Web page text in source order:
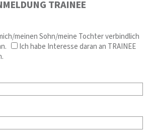
TRAINEE
meinen Sohn/meine Tochter verbindlich
Ich habe Interesse daran an TRAINEE